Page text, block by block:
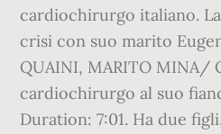
cardiochirurgo italiano.
crisi con suo marito
QUAINI, MARITO MINA/
cardiochirurgo al suo
Duration: 7:01. Ha due